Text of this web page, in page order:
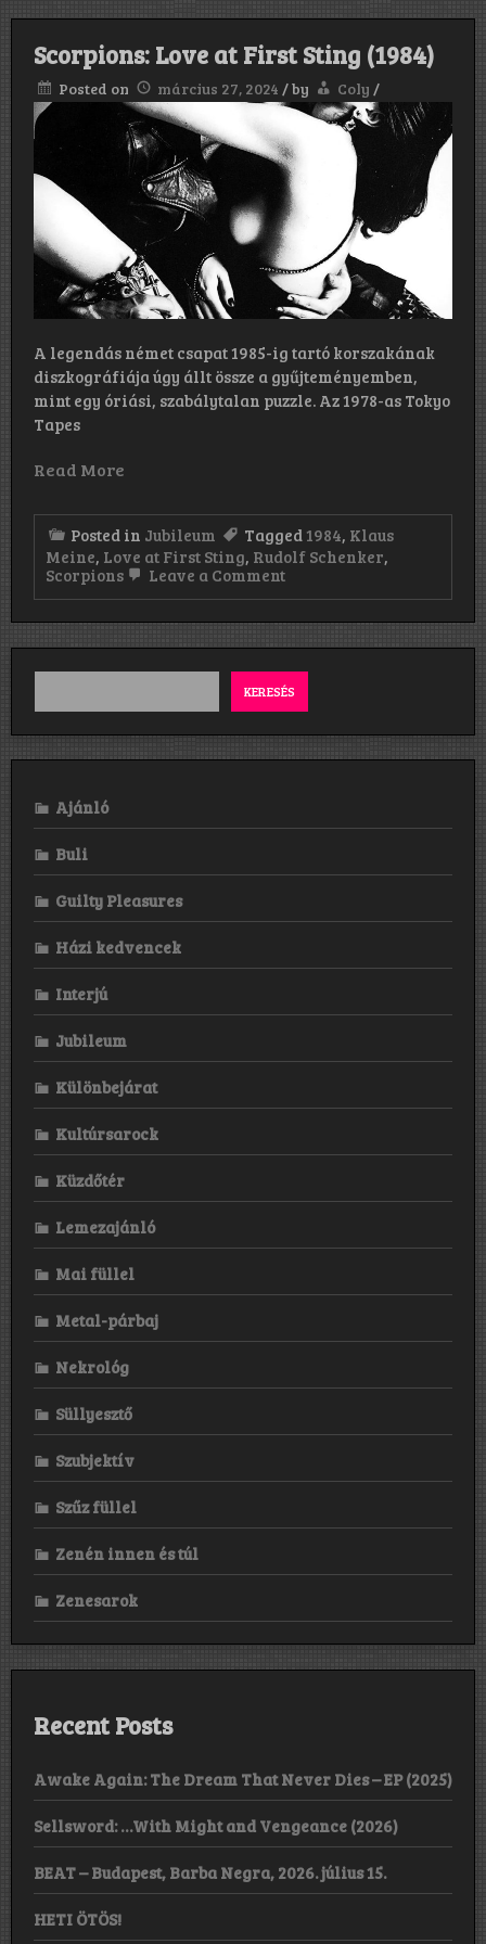
Scorpions: Love at First Sting (1984)
Posted on március 27, 2024 /by Coly /
A legendás német csapat 1985-ig tartó korszakának
diszkográfiája úgy állt össze a gyűjteményemben,
mint egy óriási, szabálytalan puzzle. Az 1978-as Tokyo
Tapes
Read More
Posted in Jubileum Tagged 1984, Klaus
Meine, Love at First Sting, Rudolf Schenker,
Scorpions
Leave a Commenton
at
First
Sting
(1984)
KERESÉS
Ajánló
Buli
Guilty Pleasures
Házi kedvencek
Interjú
Jubileum
Különbejárat
Kultúrsarock
Küzdőtér
Lemezajánló
Mai füllel
Metal-párbaj
Nekrológ
Süllyesztő
Szubjektív
Szűz füllel
Zenén innen és túl
Zenesarok
Recent Posts
Awake Again: The Dream That Never Dies – EP (2025)
Sellsword: …With Might and Vengeance (2026)
BEAT – Budapest, Barba Negra, 2026. július 15.
HETI ÖTÖS!